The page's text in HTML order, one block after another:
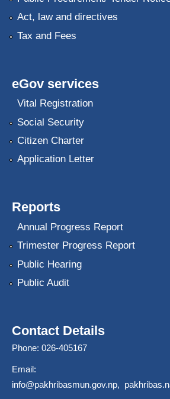
Act, law and directives
Tax and Fees
eGov services
Vital Registration
Social Security
Citizen Charter
Application Letter
Reports
Annual Progress Report
Trimester Progress Report
Public Hearing
Public Audit
Contact Details
Phone: 026-405167
Email:
info@pakhribasmun.gov.np,